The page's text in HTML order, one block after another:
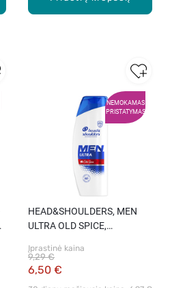
NEMOKAMAS
PRISTATYMAS
HEAD&SHOULDERS, MEN
ULTRA OLD SPICE,
Įprastinė kaina
6,50 €
9,29 €